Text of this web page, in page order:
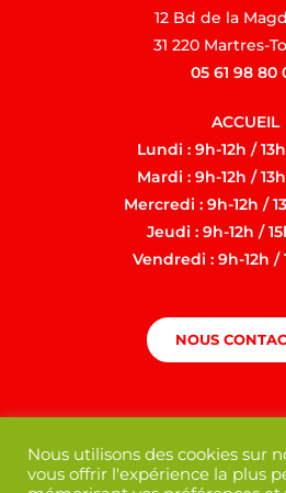
12 Bd de la
31 220 Martres-
05 61 98 80
ACCUEIL
Lundi : 9h-12h /
Mardi : 9h-12h /
Mercredi : 9h-12h /
Jeudi : 9h-12h /
Vendredi : 9h-12h /
NOUS
Nous utilisons des cookies sur
vous offrir l'expérience la plus